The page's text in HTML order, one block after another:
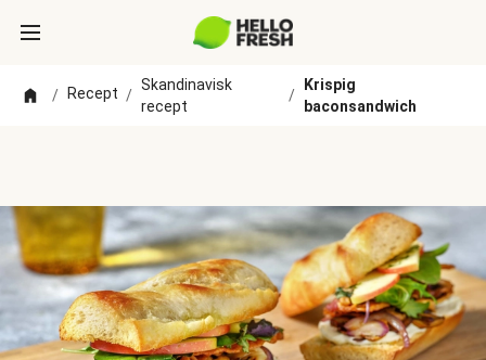
/ Recept /
Skandinavisk
recept
/
Krispig
baconsandwich